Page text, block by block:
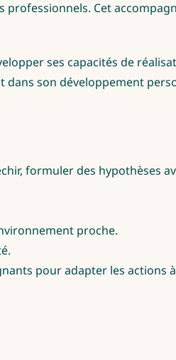
Cet
ses capacités de
dans son développement
formuler des hypothèses
proche.
pour adapter les actions